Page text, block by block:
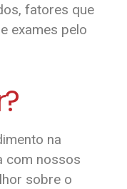
fatores que
exames pelo
na
com nossos
sobre o